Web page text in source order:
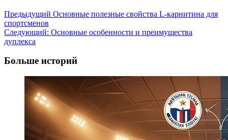
Навигация
записи
Предыдущий Основные полезные свойства L-карнитина для
спортсменов
Следующий: Основные особенности и преимущества
дуплекса
Больше историй